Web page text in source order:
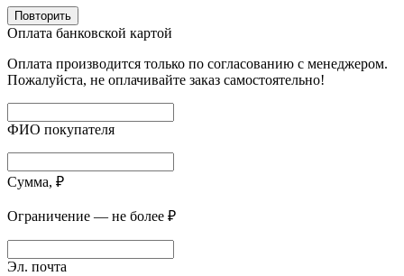
Повторить
Оплата банковской картой
Оплата производится только по согласованию с менеджером.
Пожалуйста, не оплачивайте заказ самостоятельно!
ФИО покупателя
Сумма, ₽
Ограничение — не более ₽
Эл. почта